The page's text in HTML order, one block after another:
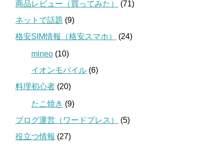
商品レビュー（買ってみた）
(71)
ネットで話題 (9)
格安SIM情報（格安スマホ）
(24)
mineo (10)
イオンモバイル (6)
料理初心者 (20)
たこ焼き (9)
ブログ運営（ワードプレス）
(5)
役立つ情報 (27)